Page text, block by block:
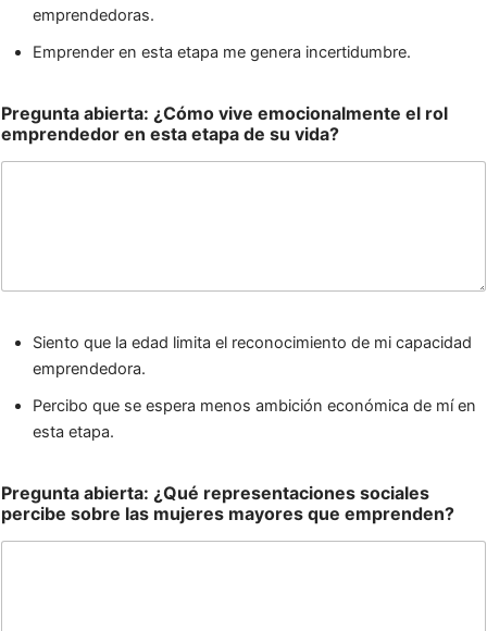
emprendedoras.
Emprender en esta etapa me genera incertidumbre.
Pregunta abierta: ¿Cómo vive emocionalmente el rol
emprendedor en esta etapa de su vida?
Siento que la edad limita el reconocimiento de mi capacidad
emprendedora.
Percibo que se espera menos ambición económica de mí en
esta etapa.
Pregunta abierta: ¿Qué representaciones sociales
percibe sobre las mujeres mayores que emprenden?